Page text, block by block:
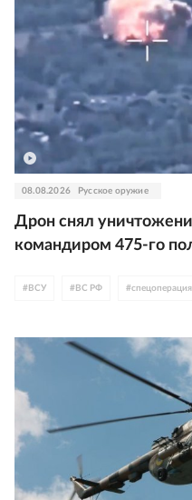
08.08.2026 Русское оружие
Дрон снял
командиром 475-го
# ВСУ # ВС РФ #спецоперация